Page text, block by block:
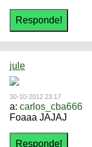
jule
30-10-2012 23:17
a: carlos_cba666
Foaaa JAJAJ